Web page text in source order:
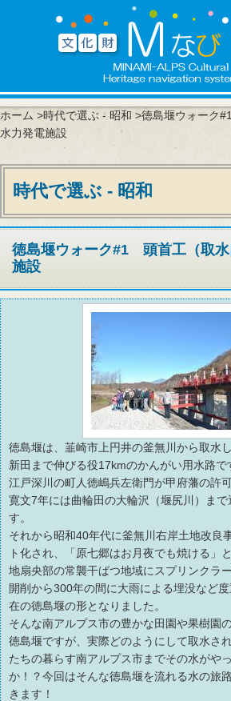
ホーム >時代で選ぶ - 昭和 >徳島堰ウォーク
水力発電施設
時代で選ぶ - 昭和
徳島堰ウォーク#1 頭首工（取
施設
徳島堰は、韮崎市上円井の釜無川から取水
新田まで伸びる役17kmのかんがい用水路で
江戸深川の町人徳嶋兵左衛門が甲府藩の許
寛文7年には曲輪田の大輪沢（堰尻川）ま
す。
それから昭和40年代に釜無川右岸土地改良
ト化され、「原七郷はお月夜でも焼ける」
地扇央部の常襲干ばつ地域にスプリンクラ
開削から300年の間に大雨による埋没など
在の徳島堰の形となりました。
そんな南アルプス市の豊かな田園や果樹園
徳島堰ですが、実際どのようにして取水さ
たちの暮らす南アルプス市までその水がや
か！？今回はそんな徳島堰を流れる水の旅
きます！